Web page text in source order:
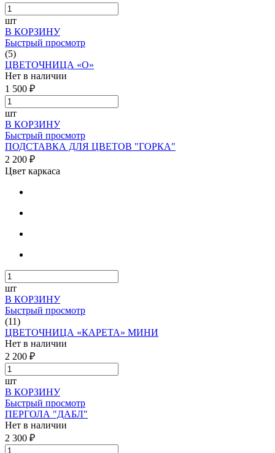
шт
В КОРЗИНУ
Быстрый просмотр
(5)
ЦВЕТОЧНИЦА «О»
Нет в наличии
1 500 ₽
шт
В КОРЗИНУ
Быстрый просмотр
ПОДСТАВКА ДЛЯ ЦВЕТОВ "ГОРКА"
2 200 ₽
Цвет каркаса
шт
В КОРЗИНУ
Быстрый просмотр
(11)
ЦВЕТОЧНИЦА «КАРЕТА» МИНИ
Нет в наличии
2 200 ₽
шт
В КОРЗИНУ
Быстрый просмотр
ПЕРГОЛА "ДАБЛ"
Нет в наличии
2 300 ₽